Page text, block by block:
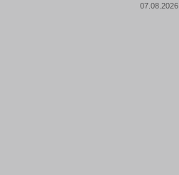
07.08.2026